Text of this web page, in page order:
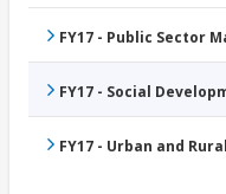
FY17 - Public Sector
FY17 - Social
FY17 - Urban and